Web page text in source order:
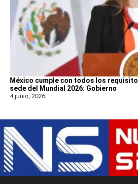
México cumple con todos los
sede del Mundial 2026: Gobierno
4 junio, 2026